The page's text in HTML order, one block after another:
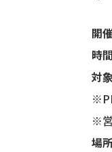
開
時
対
※
場